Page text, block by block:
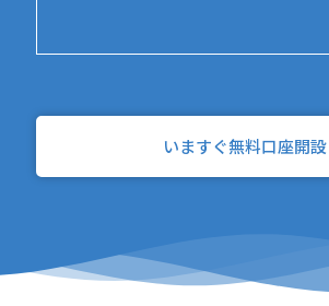
いますぐ無料口座開設